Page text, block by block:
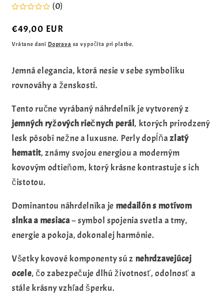
(0)
Normálna
cena
€49,00 EUR
Vrátane daní Doprava sa vypočíta pri platbe.
Jemná elegancia, ktorá nesie v sebe symboliku
rovnováhy a ženskosti.
Tento ručne vyrábaný náhrdelník je vytvorený z
jemných ryžových riečnych perál, ktorých prirodzený
lesk pôsobí nežne a luxusne. Perly dopĺňazlatý
hematit, známy svojou energiou a moderným
kovovým odtieňom, ktorý krásne kontrastuje s ich
čistotou.
Dominantou náhrdelníka je medailón s motívom
slnka a mesiaca– symbol spojenia svetla a tmy,
energie a pokoja, dokonalej harmónie.
Všetky kovové komponenty sú z nehrdzavejúcej
ocele, čo zabezpečuje dlhú životnosť, odolnosť a
stále krásny vzhľad šperku.